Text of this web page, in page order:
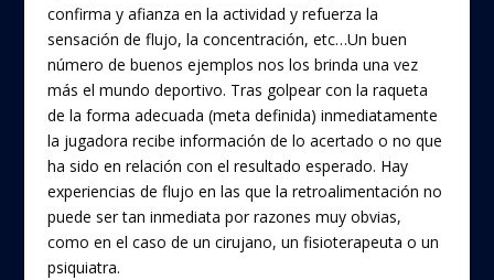
confirma y afianza en la actividad y refuerza la
sensación de flujo, la concentración, etc…Un buen
número de buenos ejemplos nos los brinda una vez
más el mundo deportivo. Tras golpear con la raqueta
de la forma adecuada (meta definida) inmediatamente
la jugadora recibe información de lo acertado o no que
ha sido en relación con el resultado esperado. Hay
experiencias de flujo en las que la retroalimentación no
puede ser tan inmediata por razones muy obvias,
como en el caso de un cirujano, un fisioterapeuta o un
psiquiatra.